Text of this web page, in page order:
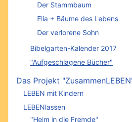
Der Stammbaum
Elia + Bäume des Lebens
Der verlorene Sohn
Bibelgarten-Kalender 2017
"Aufgeschlagene Bücher"
Das Projekt
LEBEN mit Kindern
LEBENlassen
"Heim in die Fremde"